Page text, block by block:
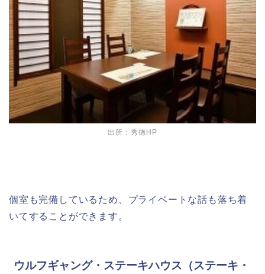
出所：秀徳HP
個室も完備しているため、プライベートな話も落ち着
いてすることができます。
ウルフギャング・ステーキハウス（ステーキ・